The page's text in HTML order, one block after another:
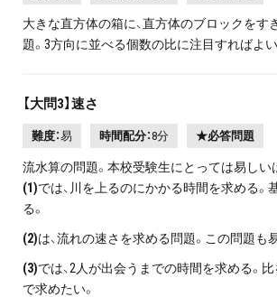
大きな直方体の箱に、直方体のブロックをす
題。3方向に並べる個数の比に注目すればよい
【大問3】速さ
難度：易 時間配分：8分 ★必答問題
流水算の問題。本校受験生にとっては易しい
(1)では、川を上るのにかかる時間を求める。
る。
(2)は、流れの速さを求める問題。この問題も
(3)では、2人が出会うまでの時間を求める。
で求めたい。